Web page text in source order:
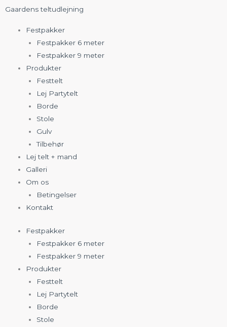
Gå
indholdet
Gaardens teltudlejning
Festpakker
Festpakker 6 meter
Festpakker 9 meter
Produkter
Festtelt
Lej Partytelt
Borde
Stole
Gulv
Tilbehør
Lej telt + mand
Galleri
Om os
Betingelser
Kontakt
Festpakker
Festpakker 6 meter
Festpakker 9 meter
Produkter
Festtelt
Lej Partytelt
Borde
Stole